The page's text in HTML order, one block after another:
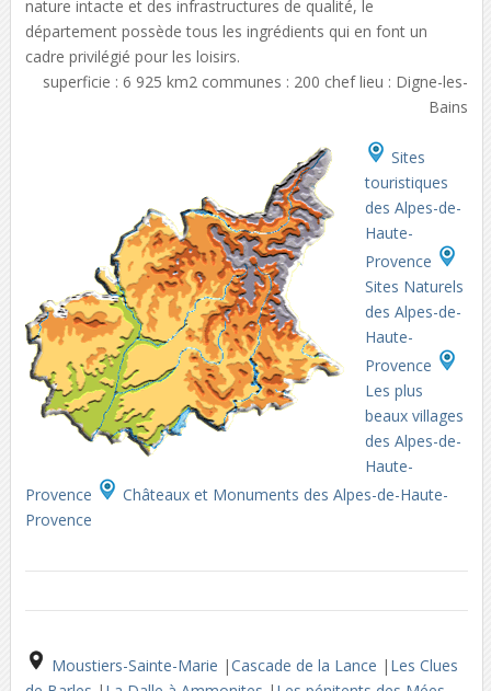
nature intacte et des infrastructures de qualité, le
département possède tous les ingrédients qui en font un
cadre privilégié pour les loisirs.
superficie : 6 925 km2 communes : 200 chef lieu : Digne-les-
Bains
Sites
touristiques
des Alpes-de-
Haute-
Provence
Sites Naturels
des Alpes-de-
Haute-
Provence
Les plus
beaux villages
des Alpes-de-
Haute-
Provence
Châteaux et Monuments des Alpes-de-Haute-
Provence
Moustiers-Sainte-Marie |Cascade de la Lance | Les Clues